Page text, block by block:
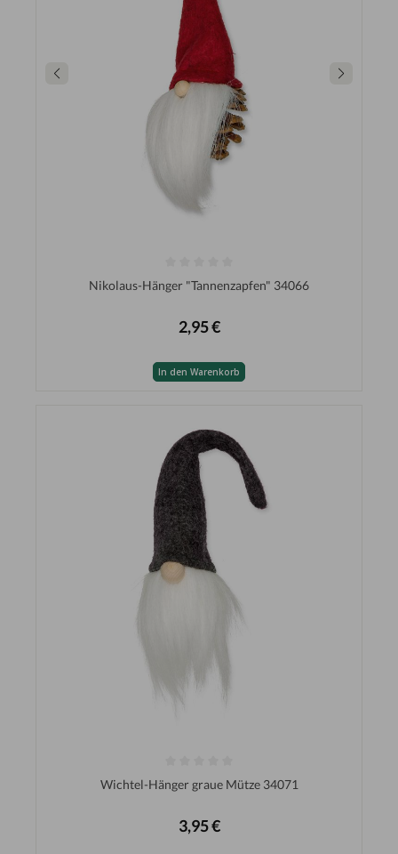
Nikolaus-Hänger "Tannenzapfen" 34066
2,95 €
In den Warenkorb
Wichtel-Hänger graue Mütze 34071
3,95 €